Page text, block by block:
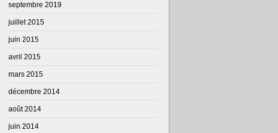
septembre 2019
juillet 2015
juin 2015
avril 2015
mars 2015
décembre 2014
août 2014
juin 2014